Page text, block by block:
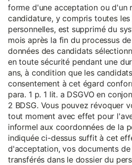
forme d'une acceptation ou d'un
candidature, y compris toutes les
personnelles, est supprimé du
mois après la fin du processus
données des candidats
en toute sécurité pendant une
ans, à condition que les
consentement à cet égard
para. 1 p. 1 lit. a DSGVO en
2 BDSG. Vous pouvez révoquer
tout moment avec effet pour
informel aux coordonnées de la
indiquée ci-dessus suffit à cet
d'acceptation, vos documents
transférés dans le dossier du